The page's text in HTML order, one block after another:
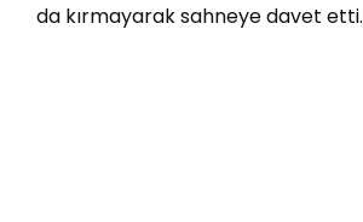
da kırmayarak sahneye davet etti.